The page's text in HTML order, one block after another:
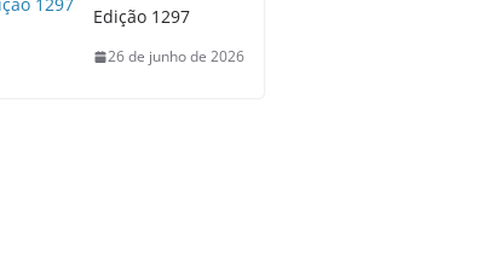
Edição 1297
26 de junho de 2026